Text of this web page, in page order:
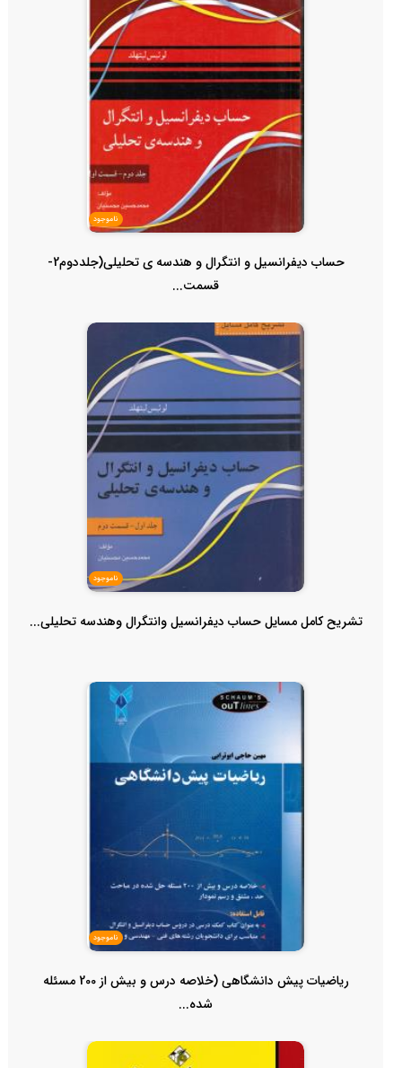
ناموجود
حساب دیفرانسیل و انتگرال و هندسه ی تحلیلی(جلددوم2-
قسمت...
ناموجود
تشریح کامل مسایل حساب دیفرانسیل وانتگرال وهندسه تحلیلی...
ناموجود
ریاضیات پیش دانشگاهی (خلاصه درس و بیش از 200 مسئله
شده...